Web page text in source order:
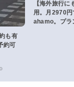
も有
約可
【海外旅行
用。月2970
ahamo。プラ